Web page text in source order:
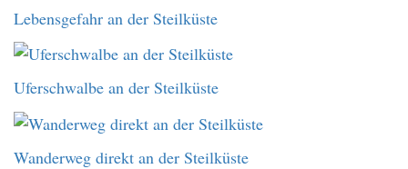
Lebensgefahr an der Steilküste
Uferschwalbe an der Steilküste
Wanderweg direkt an der Steilküste